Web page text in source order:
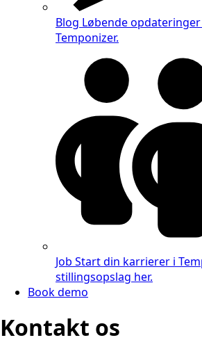
Blog Løbende
Temponizer.
Job Start din karrierer i
stillingsopslag her.
Book demo
Kontakt os